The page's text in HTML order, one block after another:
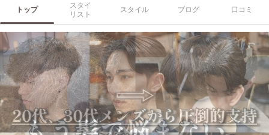
トップ
スタイ
リスト
スタイル ブログ 口コミ